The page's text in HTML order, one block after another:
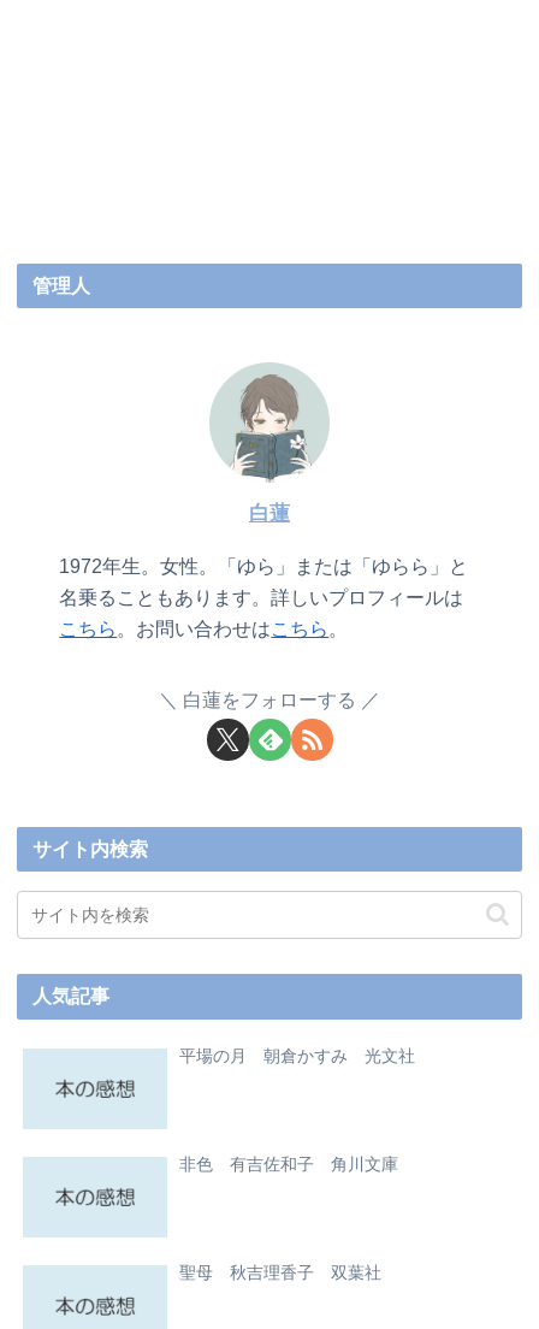
管理人
白蓮
1972年生。女性。「ゆら」または「ゆらら」と
名乗ることもあります。詳しいプロフィールは
こちら 。お問い合わせはこちら 。
白蓮をフォローする
サイト内検索
人気記事
平場の月 朝倉かすみ 光文社
非色 有吉佐和子 角川文庫
聖母 秋吉理香子 双葉社